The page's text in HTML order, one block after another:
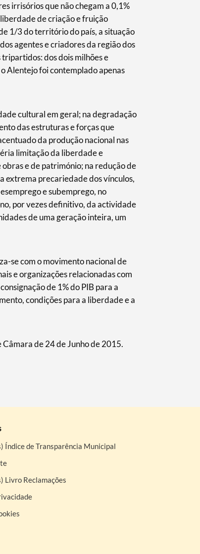
irrisórios que não chegam a 0,1%
de criação e fruição
1/3 do território do país, a situação
agentes e criadores da região dos
tripartidos: dos dois milhões e
Alentejo foi contemplado apenas
cultural em geral; na degradação
das estruturas e forças que
da produção nacional nas
limitação da liberdade e
e de património; na redução de
extrema precariedade dos vínculos,
e subemprego, no
por vezes definitivo, da actividade
de uma geração inteira, um
se com o movimento nacional de
e organizações relacionadas com
de 1% do PIB para a
condições para a liberdade e a
de 24 de Junho de 2015.
Índice de Transparência Municipal
Livro Reclamações